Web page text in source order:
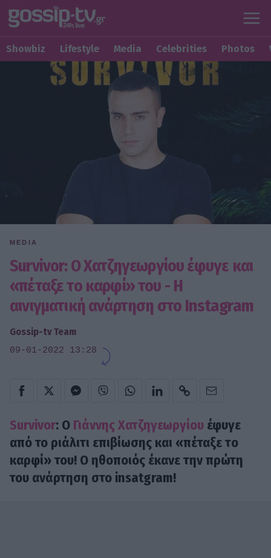
Showbiz Lifestyle Media Celebrities Photos
MEDIA
Survivor: O Χατζηγεωργίου έφυγε και
«πέταξε το καρφί» του - Η
αινιγματική ανάρτηση στο Instagram
Gossip-tv Team
09-01-2022 13:28
Survivor: O Γιάννης Χατζηγεωργίου έφυγε
από το ριάλιτι επιβίωσης και «πέταξε τo
καρφί» του! Ο ηθοποιός έκανε την πρώτη
του ανάρτηση στο insatgram!